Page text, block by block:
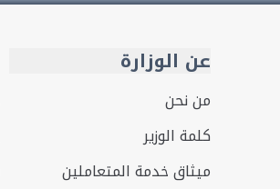
عن الوزارة
من نحن
كلمة الوزير
ميثاق خدمة المتعاملين